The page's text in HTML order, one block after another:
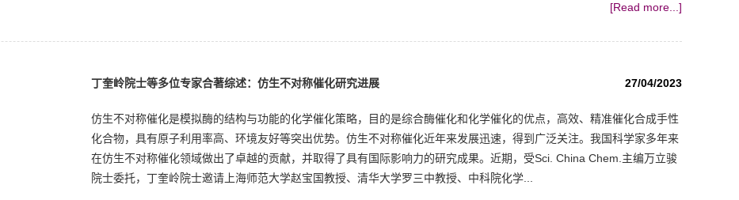
[Read more...]
丁奎岭院士等多位专家合著综述：仿生不对称催化研究进展 27/04/2023
仿生不对称催化是模拟酶的结构与功能的化学催化策略，目的是综合酶催化和化学催化的优点，高效、精准催化合成手性
化合物，具有原子利用率高、环境友好等突出优势。仿生不对称催化近年来发展迅速，得到广泛关注。我国科学家多年来
在仿生不对称催化领域做出了卓越的贡献，并取得了具有国际影响力的研究成果。近期，受Sci. China Chem.主编万立骏
院士委托，丁奎岭院士邀请上海师范大学赵宝国教授、清华大学罗三中教授、中科院化学...